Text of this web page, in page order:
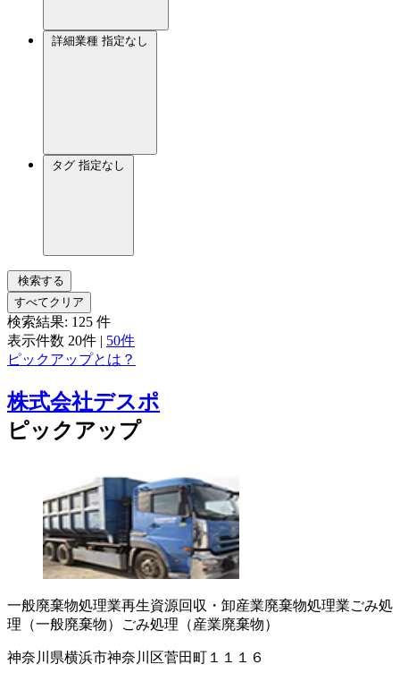
詳細業種 指定なし
タグ 指定なし
検索する
すべてクリア
検索結果: 125 件
表示件数 20件 | 50件
ピックアップとは？
株式会社デスポ
ピックアップ
一般廃棄物処理業再生資源回収・卸産業廃棄物処理業ごみ処
理（一般廃棄物）
ごみ処理（産業廃棄物）
神奈川県横浜市神奈川区菅田町１１１６